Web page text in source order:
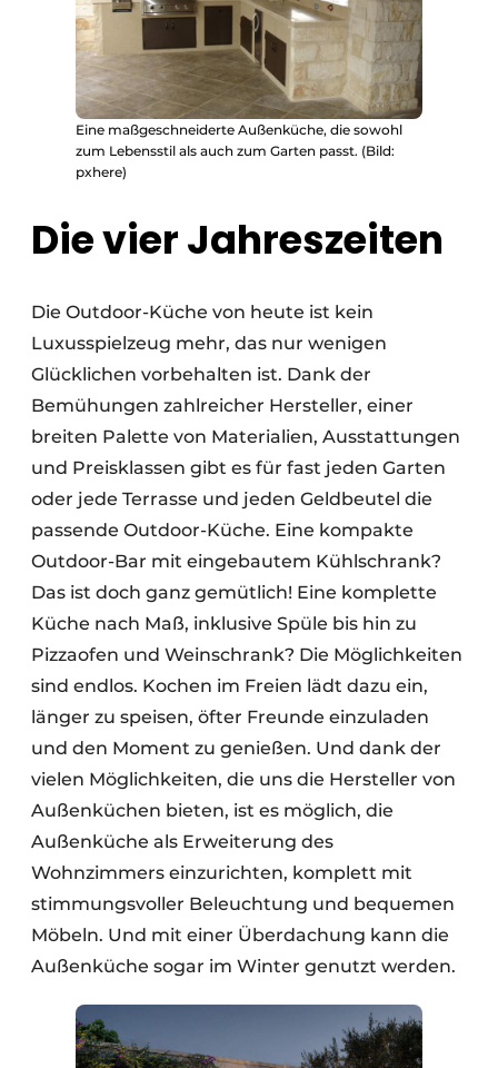
Eine maßgeschneiderte Außenküche, die sowohl
zum Lebensstil als auch zum Garten passt. (Bild:
pxhere)
Die vier Jahreszeiten
Die Outdoor-Küche von heute ist kein
Luxusspielzeug mehr, das nur wenigen
Glücklichen vorbehalten ist. Dank der
Bemühungen zahlreicher Hersteller, einer
breiten Palette von Materialien, Ausstattungen
und Preisklassen gibt es für fast jeden Garten
oder jede Terrasse und jeden Geldbeutel die
passende Outdoor-Küche. Eine kompakte
Outdoor-Bar mit eingebautem Kühlschrank?
Das ist doch ganz gemütlich! Eine komplette
Küche nach Maß, inklusive Spüle bis hin zu
Pizzaofen und Weinschrank? Die Möglichkeiten
sind endlos. Kochen im Freien lädt dazu ein,
länger zu speisen, öfter Freunde einzuladen
und den Moment zu genießen. Und dank der
vielen Möglichkeiten, die uns die Hersteller von
Außenküchen bieten, ist es möglich, die
Außenküche als Erweiterung des
Wohnzimmers einzurichten, komplett mit
stimmungsvoller Beleuchtung und bequemen
Möbeln. Und mit einer Überdachung kann die
Außenküche sogar im Winter genutzt werden.